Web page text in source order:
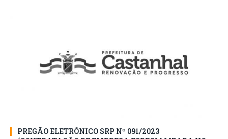
PREGÃO ELETRÔNICO SRP Nº 091/2023